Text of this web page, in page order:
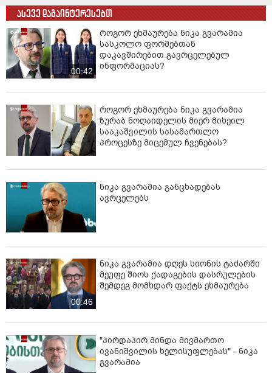
ჩვენც უნდა გვახსოვდეს და სხვამაც უნდა იცოდეს,
რომ პასუხისმგებლობას ყველანი თანაბრად ვიღებთ
და ვინაწილებთ: გინდა პარტიაში, გინდა
კოალიციაში, გინდა ალიანსში. გინდა
თავისუფლებაზე და გინდა ციხეში. კარგზეც და
ასევე დაგაინტერესებთ
00:42
როგორ ეხმაურება ნიკა გვარამია
სასკოლო ფორმებთან
დაკავშირებით გავრცელებულ
ინფორმაციას?
როგორ ეხმაურება ნიკა გვარამია
ზურაბ ნოღაიდელის მიერ მიხეილ
სააკაშვილის სასამართლო
პროცესზე მიცემულ ჩვენებას?
ნიკა გვარამია განცხადებას
ავრცელებს
00:46
ნიკა გვარამია დღეს სიონის ტაძარში
მეუფე შიოს ქადაგების დასრულების
შემდეგ მომხდარ ფაქტს ეხმაურება
"პირდაპირ მინდა მივმართო
ივანიშვილის ხელისუფლებას" - ნიკა
გვარამია